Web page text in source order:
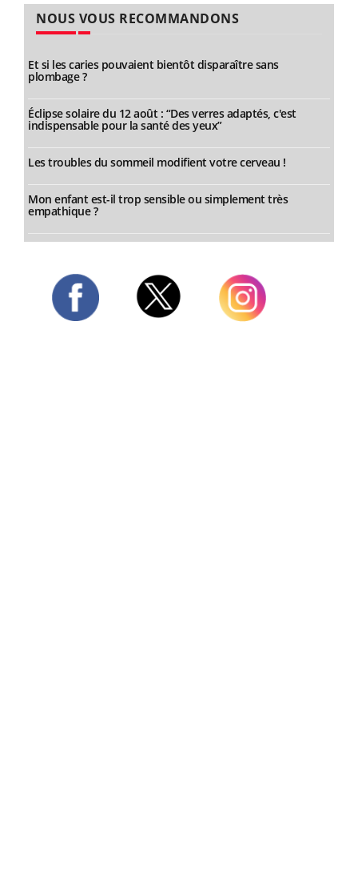
NOUS VOUS RECOMMANDONS
Et si les caries pouvaient bientôt disparaître sans
plombage ?
Éclipse solaire du 12 août : “Des verres adaptés, c'est
indispensable pour la santé des yeux”
Les troubles du sommeil modifient votre cerveau !
Mon enfant est-il trop sensible ou simplement très
empathique ?